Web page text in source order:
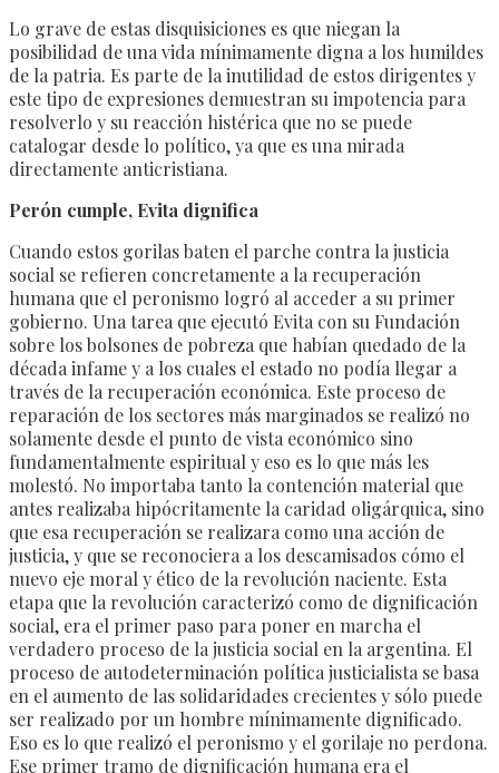
Lo grave de estas disquisiciones es que niegan la
posibilidad de una vida mínimamente digna a los humildes
de la patria. Es parte de la inutilidad de estos dirigentes y
este tipo de expresiones demuestran su impotencia para
resolverlo y su reacción histérica que no se puede
catalogar desde lo político, ya que es una mirada
directamente anticristiana.
Perón cumple, Evita dignifica
Cuando estos gorilas baten el parche contra la justicia
social se refieren concretamente a la recuperación
humana que el peronismo logró al acceder a su primer
gobierno. Una tarea que ejecutó Evita con su Fundación
sobre los bolsones de pobreza que habían quedado de la
década infame y a los cuales el estado no podía llegar a
través de la recuperación económica. Este proceso de
reparación de los sectores más marginados se realizó no
solamente desde el punto de vista económico sino
fundamentalmente espiritual y eso es lo que más les
molestó. No importaba tanto la contención material que
antes realizaba hipócritamente la caridad oligárquica, sino
que esa recuperación se realizara como una acción de
justicia, y que se reconociera a los descamisados cómo el
nuevo eje moral y ético de la revolución naciente. Esta
etapa que la revolución caracterizó como de dignificación
social, era el primer paso para poner en marcha el
verdadero proceso de la justicia social en la argentina. El
proceso de autodeterminación política justicialista se basa
en el aumento de las solidaridades crecientes y sólo puede
ser realizado por un hombre mínimamente dignificado.
Eso es lo que realizó el peronismo y el gorilaje no perdona.
Ese primer tramo de dignificación humana era el